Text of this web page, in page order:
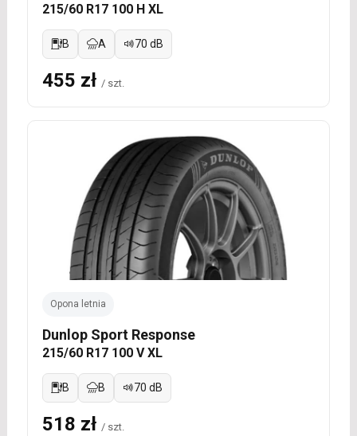
215/60 R17 100 H XL
B A 70 dB
455 zł / szt.
Opona letnia
Dunlop Sport Response
215/60 R17 100 V XL
B B 70 dB
518 zł / szt.